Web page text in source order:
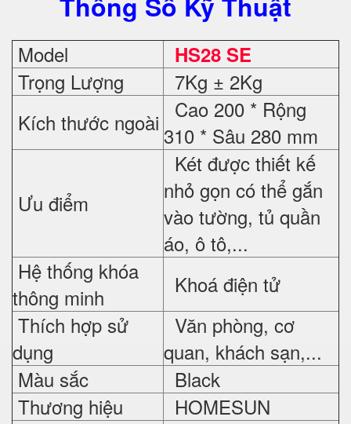
Model HS28 SE
Trọng Lượng
7Kg ± 2Kg
Kích thước ngoài
Cao 200 * Rộng
310 * Sâu 280 mm
Ưu điểm
Két được thiết kế
nhỏ gọn có thể gắn
vào tường, tủ quần
áo, ô tô,...
Hệ thống khóa
thông minh
Khoá điện tử
Thích hợp sử
dụng
Văn phòng, cơ
quan, khách sạn,...
Màu sắc
Black
Thương hiệu
HOMESUN